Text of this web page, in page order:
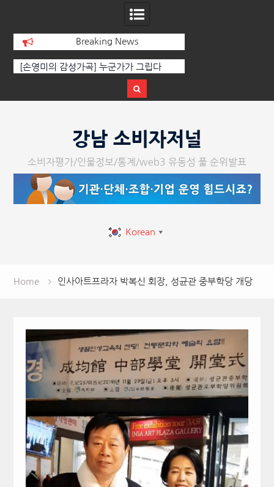
Breaking News
[인인칼럼 유준형] AI와 청문회: 진실을 부
다.
페스티벌’ 성
강남 소비자저널
소비자평가/인물정보/통계/web3 유동성 풀 순위발표
Korean ▼
Home 인사아트프라자 박복신 회장, 성균관 중부학당 개당